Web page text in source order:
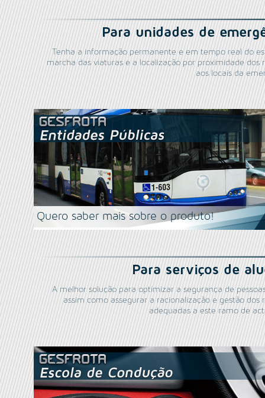
Para unidades de
Tenha a informação permanente e em tempo real do
marcha das viaturas e a localização por proximidade dos
aos locais da
Quero saber mais sobre o produto!
Para serviços de
A melhor solução para optimizar a segurança de
assim como assegurar a racionalização e gestão dos
adequadas a este ramo de